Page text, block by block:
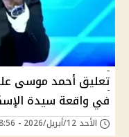
تعليق أحمد موسى
في واقعة سيدة
الأحد 12/أبريل/2026 - 08:56 م